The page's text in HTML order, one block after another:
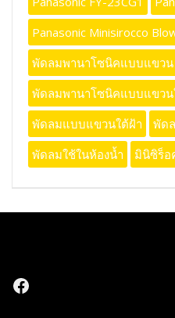
Panasonic Minisirocco
พัดลมพานาโซนิคแบบแขวน
พัดลมพานาโซนิคแบบแขวน
พัดลมแบบแขวนใต้ฝ้า
พัด
พัดลมใช้ในห้องน้ำ
มินิซิร็อ
Facebook